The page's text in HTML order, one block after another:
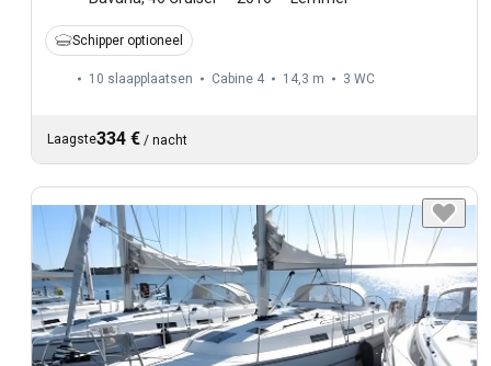
Schipper optioneel
10 slaapplaatsen Cabine 4 14,3 m 3 WC
Laagste334 € / nacht